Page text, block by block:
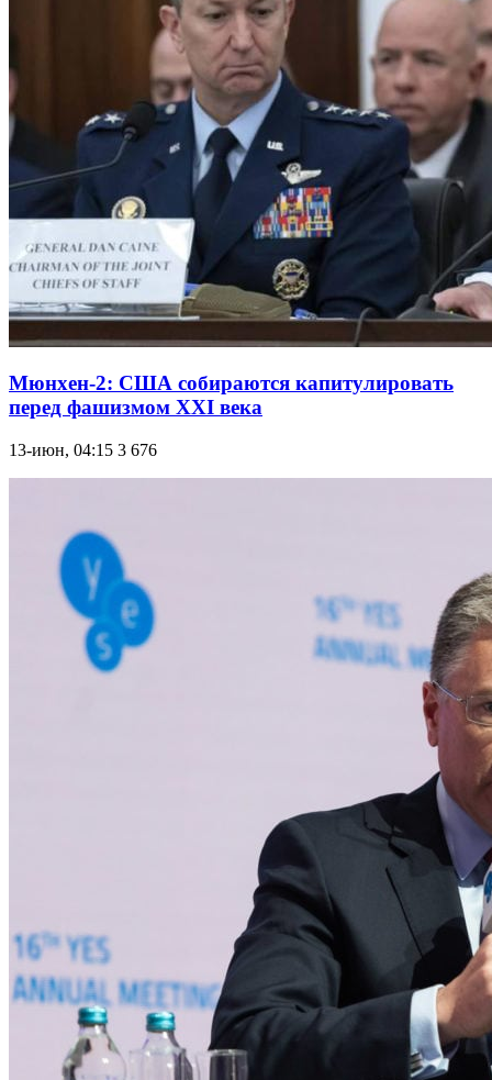
Мюнхен-2: США собираются капитулировать
перед фашизмом XXI века
13-июн, 04:15 3 676